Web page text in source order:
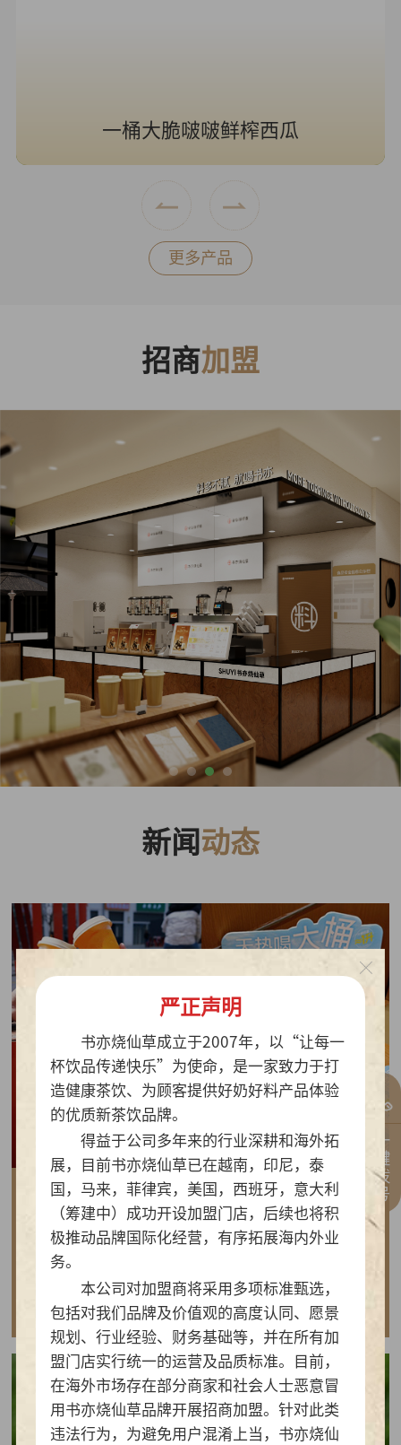
一键拨号
桶大脆啵啵鲜榨西瓜
更多产品
招商加盟
新闻 动态
2026-07-30
做实亲民茶饮！书亦烧仙草以“有料品类之王”拿
下2026新茶饮TOP10
查看详情
严正声明
书亦烧仙草成立于2007年，以“让每一
杯饮品传递快乐”为使命，是一家致力于打
造健康茶饮、为顾客提供好奶好料产品体验
的优质新茶饮品牌。
得益于公司多年来的行业深耕和海外拓
展，目前书亦烧仙草已在越南，印尼，泰
国，马来，菲律宾，美国，西班牙，意大利
（筹建中）成功开设加盟门店，后续也将积
极推动品牌国际化经营，有序拓展海内外业
务。
本公司对加盟商将采用多项标准甄选，
包括对我们品牌及价值观的高度认同、愿景
规划、行业经验、财务基础等，并在所有加
盟门店实行统一的运营及品质标准。目前，
在海外市场存在部分商家和社会人士恶意冒
用书亦烧仙草品牌开展招商加盟。针对此类
违法行为，为避免用户混淆上当，书亦烧仙